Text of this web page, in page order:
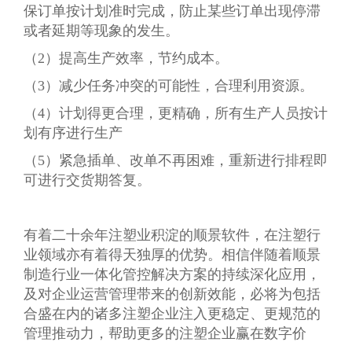
保订单按计划准时完成，防止某些订单出现停滞
或者延期等现象的发生。
（2）提高生产效率，节约成本。
（3）减少任务冲突的可能性，合理利用资源。
（4）计划得更合理，更精确，所有生产人员按计
划有序进行生产
（5）紧急插单、改单不再困难，重新进行排程即
可进行交货期答复。
有着二十余年注塑业积淀的顺景软件，在注塑行
业领域亦有着得天独厚的优势。相信伴随着顺景
制造行业一体化管控解决方案的持续深化应用，
及对企业运营管理带来的创新效能，必将为包括
合盛在内的诸多注塑企业注入更稳定、更规范的
管理推动力，帮助更多的注塑企业赢在数字价